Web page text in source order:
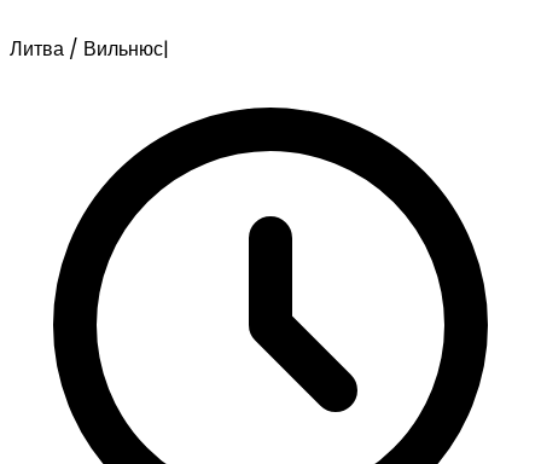
Литва / Вильнюс|